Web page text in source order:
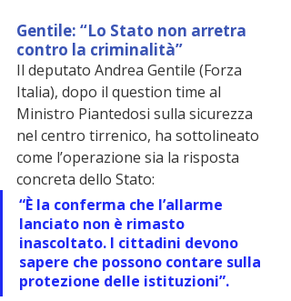
Gentile: “Lo Stato non arretra
contro la criminalità”
Il deputato Andrea Gentile (Forza
Italia), dopo il question time al
Ministro Piantedosi sulla sicurezza
nel centro tirrenico, ha sottolineato
come l’operazione sia la risposta
concreta dello Stato:
“È la conferma che l’allarme
lanciato non è rimasto
inascoltato. I cittadini devono
sapere che possono contare sulla
protezione delle istituzioni”.